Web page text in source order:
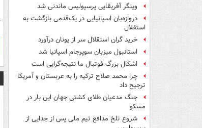
وینگر آفریقایی پرسپولیس ماندنی شد
دروازه‌بان اسپانیایی در یک‌قدمی بازگشت به
استقلال
خرید گران استقلال سر از یونان درآورد
استانبول میزبان سوپرجام اسپانیا شد
اشکال بزرگ فوتبال ما نتیجه‌گرایی است
چرا محمد صلاح ترکیه را به عربستان و آمریکا
ترجیح داد
جنگ مدعیان طلای کشتی جهان این بار در
مسکو
شروع تلخ مدافع تیم ملی پس از جدایی از